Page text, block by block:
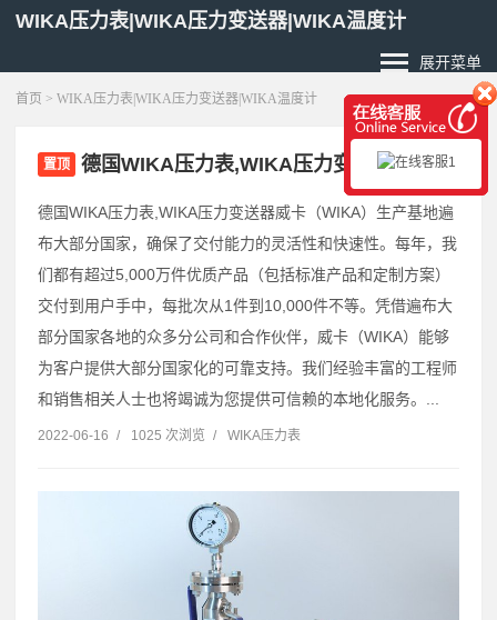
WIKA压力表|WIKA压力变送器|WIKA温度计
展开菜单
首页 > WIKA压力表|WIKA压力变送器|WIKA温度计
置顶 德国WIKA压力表,WIKA压力变送器
德国WIKA压力表,WIKA压力变送器威卡（WIKA）生产基地遍
布大部分国家，确保了交付能力的灵活性和快速性。每年，我
们都有超过5,000万件优质产品（包括标准产品和定制方案）
交付到用户手中，每批次从1件到10,000件不等。凭借遍布大
部分国家各地的众多分公司和合作伙伴，威卡（WIKA）能够
为客户提供大部分国家化的可靠支持。我们经验丰富的工程师
和销售相关人士也将竭诚为您提供可信赖的本地化服务。...
2022-06-16 / 1025 次浏览 / WIKA压力表